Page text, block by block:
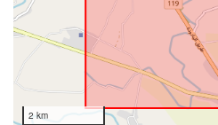
2 km